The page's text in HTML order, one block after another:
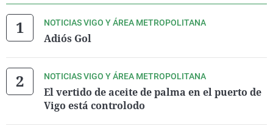
NOTICIAS VIGO Y ÁREA METROPOLITANA
Adiós Gol
NOTICIAS VIGO Y ÁREA METROPOLITANA
El vertido de aceite de palma en el puerto de
Vigo está controlodo